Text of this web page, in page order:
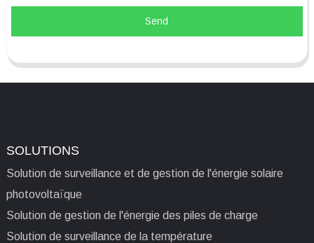
Send
SOLUTIONS
Solution de surveillance et de gestion de l'énergie solaire
photovoltaïque
Solution de gestion de l'énergie des piles de charge
Solution de surveillance de la température